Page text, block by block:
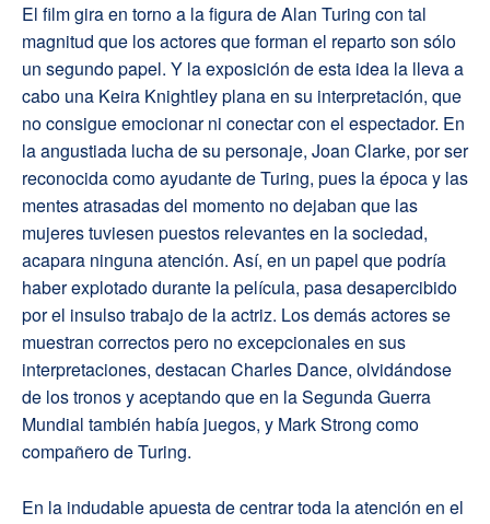
El film gira en torno a la figura de Alan Turing con tal
magnitud que los actores que forman el reparto son sólo
un segundo papel. Y la exposición de esta idea la lleva a
cabo una Keira Knightley plana en su interpretación, que
no consigue emocionar ni conectar con el espectador. En
la angustiada lucha de su personaje, Joan Clarke, por ser
reconocida como ayudante de Turing, pues la época y las
mentes atrasadas del momento no dejaban que las
mujeres tuviesen puestos relevantes en la sociedad,
acapara ninguna atención. Así, en un papel que podría
haber explotado durante la película, pasa desapercibido
por el insulso trabajo de la actriz. Los demás actores se
muestran correctos pero no excepcionales en sus
interpretaciones, destacan Charles Dance, olvidándose
de los tronos y aceptando que en la Segunda Guerra
Mundial también había juegos, y Mark Strong como
compañero de Turing.
En la indudable apuesta de centrar toda la atención en el